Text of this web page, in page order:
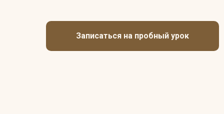
Записаться на пробный урок